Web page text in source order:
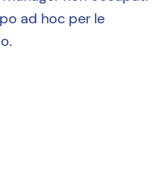
ad hoc per le